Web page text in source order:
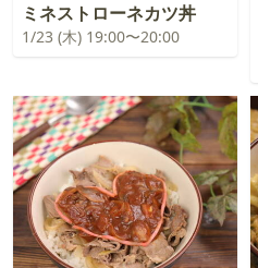
ミネストローネカツ丼
1/23 (木) 19:00〜20:00